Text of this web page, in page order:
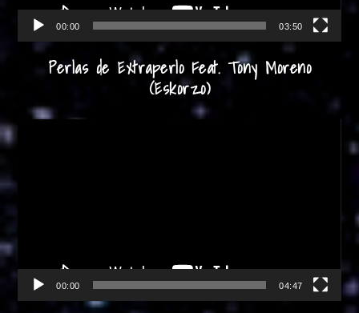
00:00 03:50
Perlas de Extraperlo Feat. Tony Moreno
(Eskorzo)
00:00 04:47